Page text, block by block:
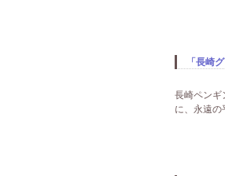
「長崎
長崎ペンギ
に、永遠